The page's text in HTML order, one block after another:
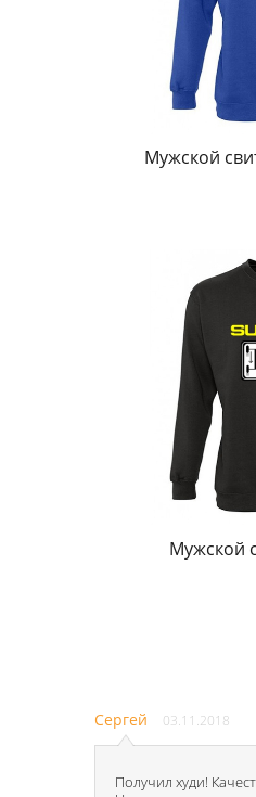
Мужской
Мужской
Сергей 03.11.2018
Получил худи!